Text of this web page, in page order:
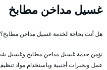
غسيل مداخن مطابخ
هل أنت بحاجة لخدمة غسيل مداخن مطابخ؟
نؤمن خدمة غسيل مداخن مطابخ وغسيل
عمل وبخبرات أجنبية وباستخدام مواد